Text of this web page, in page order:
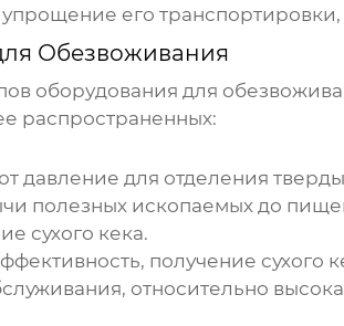
его
Обезвоживания
оборудования для
распространенных:
давление для отделения
полезных ископаемых до
сухого кека.
получение сухого
относительно